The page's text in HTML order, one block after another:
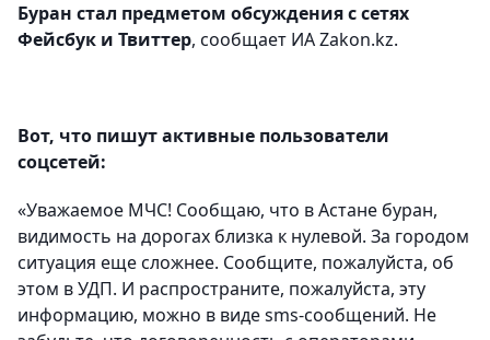
Буран стал предметом обсуждения с сетях
Фейсбук и Твиттер, сообщает ИА Zakon.kz.
Вот, что пишут активные пользователи
соцсетей:
«Уважаемое МЧС! Сообщаю, что в Астане буран,
видимость на дорогах близка к нулевой. За городом
ситуация еще сложнее. Сообщите, пожалуйста, об
этом в УДП. И распространите, пожалуйста, эту
информацию, можно в виде sms-сообщений. Не